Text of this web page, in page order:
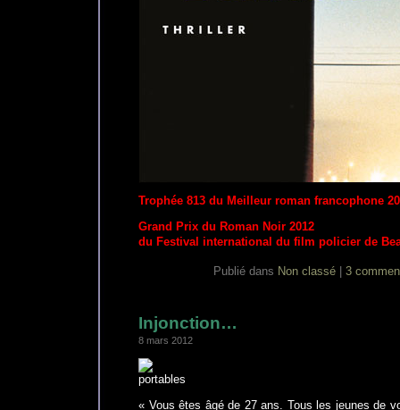
Trophée 813 du Meilleur roman francophone
Grand Prix du Roman Noir 2012
du Festival international du film policier de
Publié dans Non classé 3
Injonction…
8 mars 2012
« Vous êtes âgé de 27 ans. Tous les jeunes de